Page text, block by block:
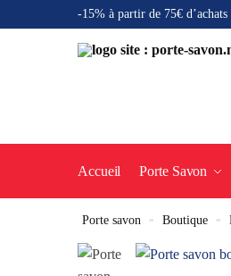
-15% à partir de 75€ d’achats
Accueil Porte Savon
Porte savon » Boutique »